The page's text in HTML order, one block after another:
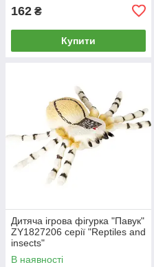
162 ₴
Купити
Дитяча ігрова фігурка "Павук"
ZY1827206 серії "Reptiles and
insects"
В наявності